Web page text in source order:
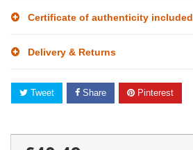
Certificate of authenticity included
Delivery & Returns
Tweet Share Pinterest